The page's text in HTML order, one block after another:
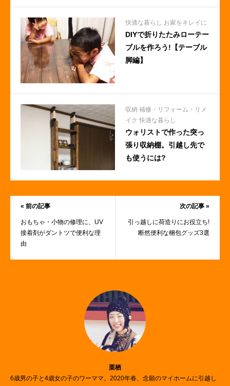
快適な暮らし お家をキレイに
DIYで折りたたみローテー
ブルを作ろう!【テーブル
脚編】
収納 補修・リフォーム・リメ
イク 快適な暮らし
ウォリストで作った突っ
張り収納棚。引越し先で
も使うには?
« 前の記事
おもちゃ・小物の修理に、UV
接着剤がダントツで便利な理
由
次の記事 »
引っ越しに荷造りにお役立ち!
断然便利な梱包グッズ3選
栗栖
6歳男の子と4歳女の子のワーママ。2020年春、念願のマイホームに引越し